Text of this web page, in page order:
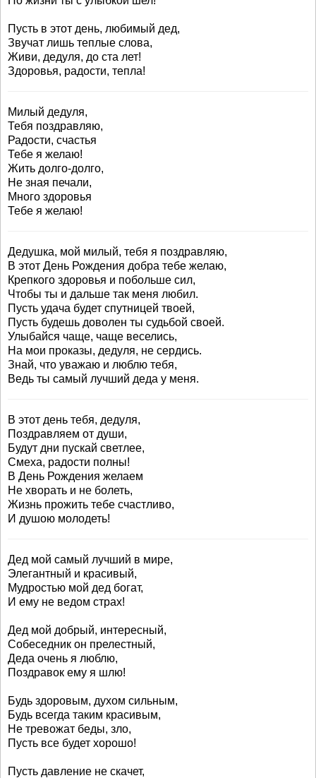
Пусть в этот день, любимый дед,
Звучат лишь теплые слова,
Живи, дедуля, до ста лет!
Здоровья, радости, тепла!
Милый дедуля,
Тебя поздравляю,
Радости, счастья
Тебе я желаю!
Жить долго-долго,
Не зная печали,
Много здоровья
Тебе я желаю!
Дедушка, мой милый, тебя я поздравляю,
В этот День Рождения добра тебе желаю,
Крепкого здоровья и побольше сил,
Чтобы ты и дальше так меня любил.
Пусть удача будет спутницей твоей,
Пусть будешь доволен ты судьбой своей.
Улыбайся чаще, чаще веселись,
На мои проказы, дедуля, не сердись.
Знай, что уважаю и люблю тебя,
Ведь ты самый лучший деда у меня.
В этот день тебя, дедуля,
Поздравляем от души,
Будут дни пускай светлее,
Смеха, радости полны!
В День Рождения желаем
Не хворать и не болеть,
Жизнь прожить тебе счастливо,
И душою молодеть!
Дед мой самый лучший в мире,
Элегантный и красивый,
Мудростью мой дед богат,
И ему не ведом страх!
Дед мой добрый, интересный,
Собеседник он прелестный,
Деда очень я люблю,
Поздравок ему я шлю!
Будь здоровым, духом сильным,
Будь всегда таким красивым,
Не тревожат беды, зло,
Пусть все будет хорошо!
Пусть давление не скачет,